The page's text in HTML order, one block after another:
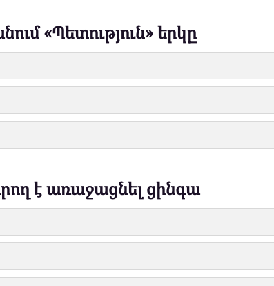
«Պետություն» երկը
է առաջացնել ցինգա